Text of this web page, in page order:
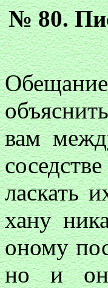
№ 80.
вам
ласкать
хану
оному
но и